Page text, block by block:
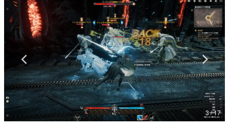
ゲームが変えた日本語
「経験値」「裏技」「ラスボス」… ゲームにまつわる言葉
の起源や用法の変遷を、コンピューター文化史研究家・タ
イニーP氏が徹底調査。
カテゴリ
特集記事
マンガ
女性向け
3 / 17